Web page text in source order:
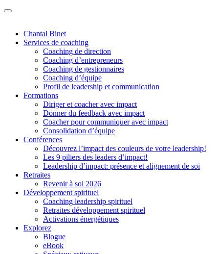
Chantal Binet
Services de coaching
Coaching de direction
Coaching d’entrepreneurs
Coaching de gestionnaires
Coaching d’équipe
Profil de leadership et communication
Formations
Diriger et coacher avec impact
Donner du feedback avec impact
Coacher pour communiquer avec impact
Consolidation d’équipe
Conférences
Découvrez l’impact des couleurs de votre leadership!
Les 9 piliers des leaders d’impact!
Leadership d’impact: présence et alignement de soi
Retraites
Revenir à soi 2026
Développement spirituel
Coaching leadership spirituel
Retraites développement spirituel
Activations énergétiques
Explorez
Blogue
eBook